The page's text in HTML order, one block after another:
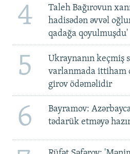
4
Taleh Bağırovun
hadisədən əvvəl
qadağa qoyulmuşdu'
5
Ukraynanın keçmiş
varlanmada ittiham
girov ödəməlidir
6
Bayramov:
tədarük etməyə